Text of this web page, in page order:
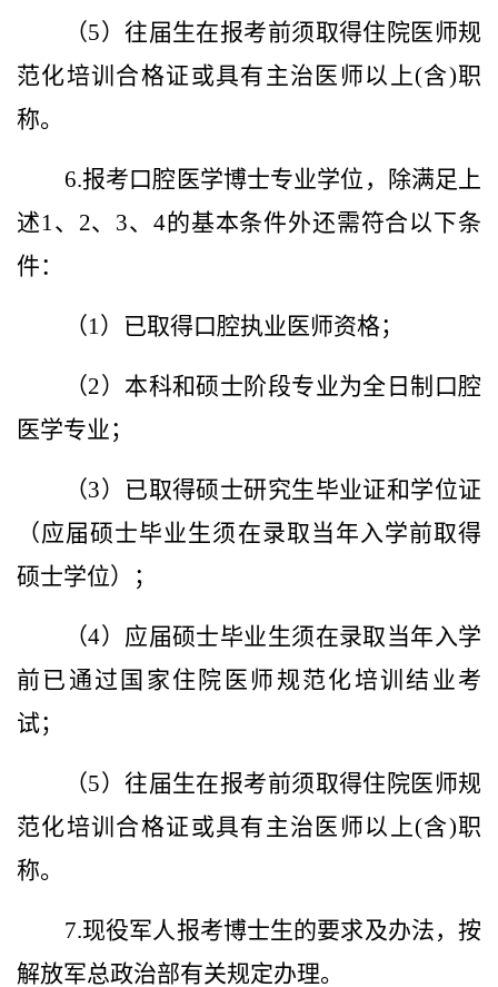
（5）往届生在报考前须取得住院医师规
范化培训合格证或具有主治医师以上(含)职
称。
6.报考口腔医学博士专业学位，除满足上
述1、2、3、4的基本条件外还需符合以下条
件：
（1）已取得口腔执业医师资格；
（2）本科和硕士阶段专业为全日制口腔
医学专业；
（3）已取得硕士研究生毕业证和学位证
（应届硕士毕业生须在录取当年入学前取得
硕士学位）；
（4）应届硕士毕业生须在录取当年入学
前已通过国家住院医师规范化培训结业考
试；
（5）往届生在报考前须取得住院医师规
范化培训合格证或具有主治医师以上(含)职
称。
7.现役军人报考博士生的要求及办法，按
解放军总政治部有关规定办理。